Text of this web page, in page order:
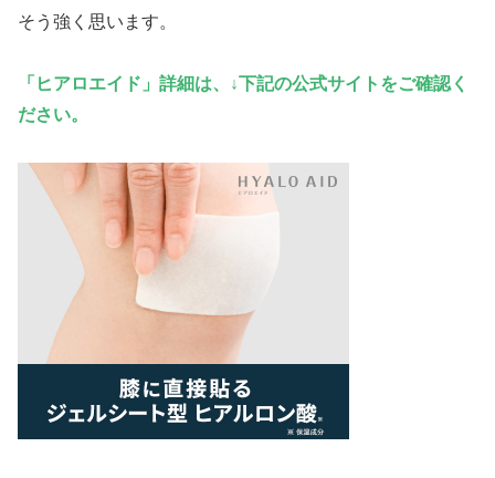
そう強く思います。
「ヒアロエイド」詳細は、↓下記の公式サイトをご確認く
ださい。